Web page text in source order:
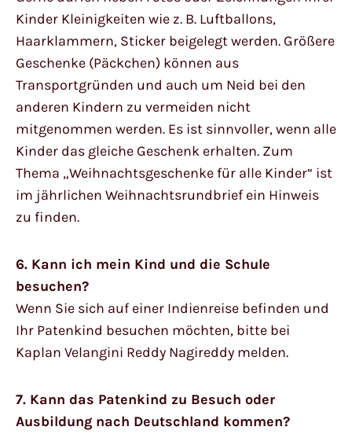
Kinder Kleinigkeiten wie z. B. Luftballons,
Haarklammern, Sticker beigelegt werden. Größere
Geschenke (Päckchen) können aus
Transportgründen und auch um Neid bei den
anderen Kindern zu vermeiden nicht
mitgenommen werden. Es ist sinnvoller, wenn alle
Kinder das gleiche Geschenk erhalten. Zum
Thema „Weihnachtsgeschenke für alle Kinder“ ist
im jährlichen Weihnachtsrundbrief ein Hinweis
zu finden.
6. Kann ich mein Kind und die Schule
besuchen?
Wenn Sie sich auf einer Indienreise befinden und
Ihr Patenkind besuchen möchten, bitte bei
Kaplan Velangini Reddy Nagireddy melden.
7. Kann das Patenkind zu Besuch oder
Ausbildung nach Deutschland kommen?